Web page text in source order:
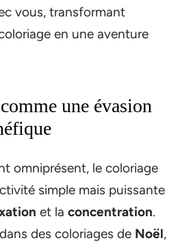
vous, transformant
en une aventure
une évasion
omniprésent, le coloriage
simple mais puissante
et la concentration.
des coloriages de Noël,